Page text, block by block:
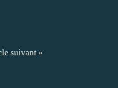
suivant »